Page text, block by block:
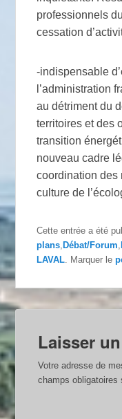
professionnels
cessation
-indispensable
l’administration
au détriment du
territoires et des
transition
nouveau cadre
coordination des
culture de
Cette entrée a été
plans ,Débat/Forum ,
LAVAL . Marquer le
Laisser
Votre adresse de
champs